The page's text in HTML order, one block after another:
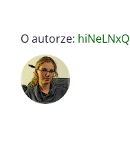
O autorze: hiNeLNxQ